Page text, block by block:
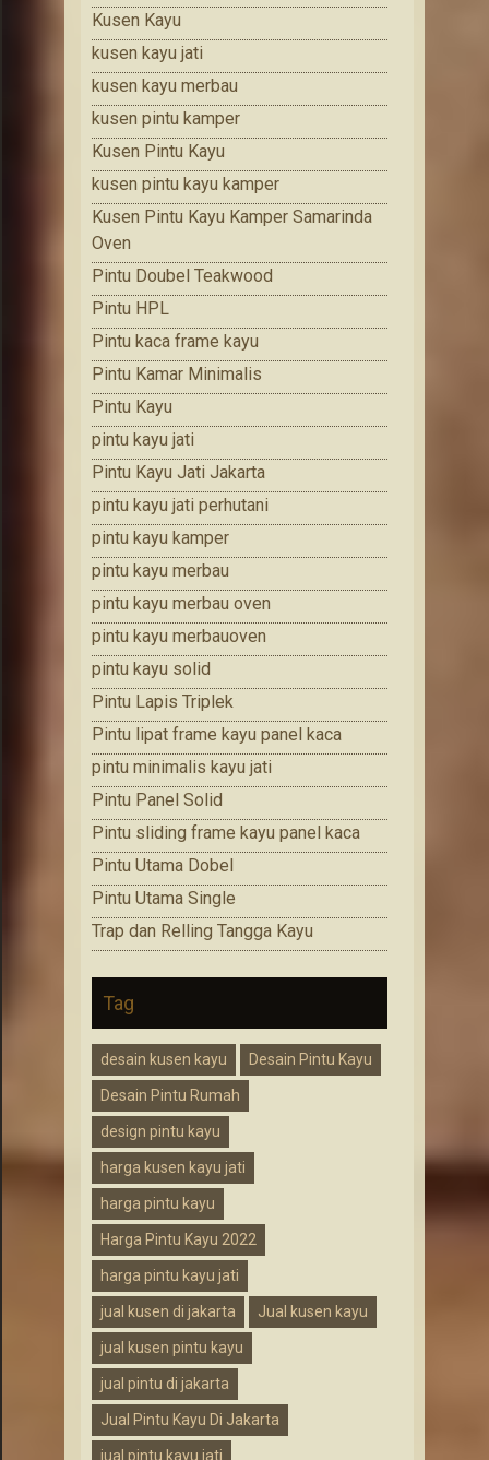
Kusen Kayu
kusen kayu jati
kusen kayu merbau
kusen pintu kamper
Kusen Pintu Kayu
kusen pintu kayu kamper
Kusen Pintu Kayu Kamper Samarinda
Oven
Pintu Doubel Teakwood
Pintu HPL
Pintu kaca frame kayu
Pintu Kamar Minimalis
Pintu Kayu
pintu kayu jati
Pintu Kayu Jati Jakarta
pintu kayu jati perhutani
pintu kayu kamper
pintu kayu merbau
pintu kayu merbau oven
pintu kayu merbauoven
pintu kayu solid
Pintu Lapis Triplek
Pintu lipat frame kayu panel kaca
pintu minimalis kayu jati
Pintu Panel Solid
Pintu sliding frame kayu panel kaca
Pintu Utama Dobel
Pintu Utama Single
Trap dan Relling Tangga Kayu
Tag
desain kusen kayu Desain Pintu Kayu
Desain Pintu Rumah
design pintu kayu
harga kusen kayu jati
harga pintu kayu
Harga Pintu Kayu 2022
harga pintu kayu jati
jual kusen di jakarta Jual kusen kayu
jual kusen pintu kayu
jual pintu di jakarta
Jual Pintu Kayu Di Jakarta
jual pintu kayu jati